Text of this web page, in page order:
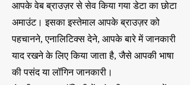
आपके वेब ब्राउज़र से सेव किया गया डेटा का छोटा
अमाउंट। इसका इस्तेमाल आपके ब्राउज़र को
पहचानने, एनालिटिक्स देने, आपके बारे में जानकारी
याद रखने के लिए किया जाता है, जैसे आपकी भाषा
की पसंद या लॉगिन जानकारी।